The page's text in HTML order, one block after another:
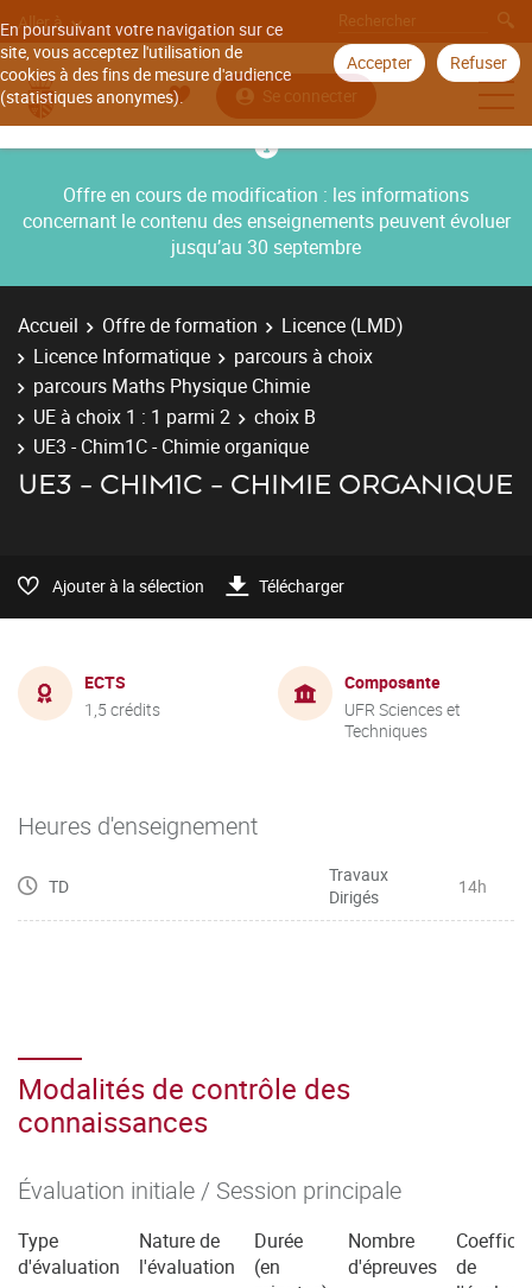
En poursuivant votre navigation sur ce
site, vous acceptez l'utilisation de
cookies à des fins de mesure d'audience
(statistiques anonymes).
Accepter Refuser
Aller à
Se connecter
Offre en cours de modification : les informations
concernant le contenu des enseignements peuvent évoluer
jusqu’au 30 septembre
Accueil Offre de formation
Licence (LMD)
Licence Informatique
parcours à choix
parcours Maths Physique Chimie
UE à choix 1 : 1 parmi 2
choix B
UE3 - Chim1C - Chimie organique
UE3 - CHIM1C - CHIMIE ORGANIQUE
Ajouter à la sélection Télécharger
ECTS
1,5 crédits
Composante
UFR Sciences et
Techniques
Heures d'enseignement
TD
Travaux
Dirigés
14h
Modalités de contrôle des
connaissances
Évaluation initiale / Session principale
Type
d'évaluation
Nature de
l'évaluation
Durée
(en
Nombre
d'épreuves
de